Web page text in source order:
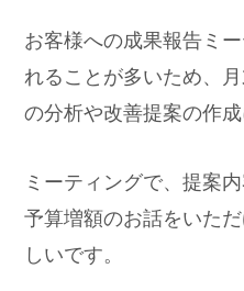
お客様への成果報告ミ
れることが多いため、
の分析や改善提案の作
ミーティングで、提案
予算増額のお話をいた
しいです。